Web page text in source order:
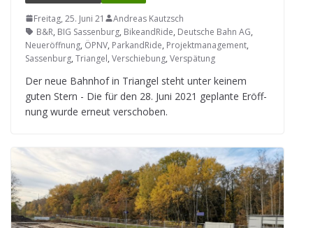
Freitag, 25. Juni 21
Andreas Kautzsch
B&R, BIG Sassenburg, BikeandRide, Deutsche Bahn AG,
Neueröffnung, ÖPNV, ParkandRide, Projektmanagement,
Sassenburg, Triangel, Verschiebung, Verspätung
Der neue Bahn­hof in Tri­an­gel steht unter kei­nem
guten Stern - Die für den 28. Juni 2021 geplante Eröff­
nung wurde erneut verschoben.